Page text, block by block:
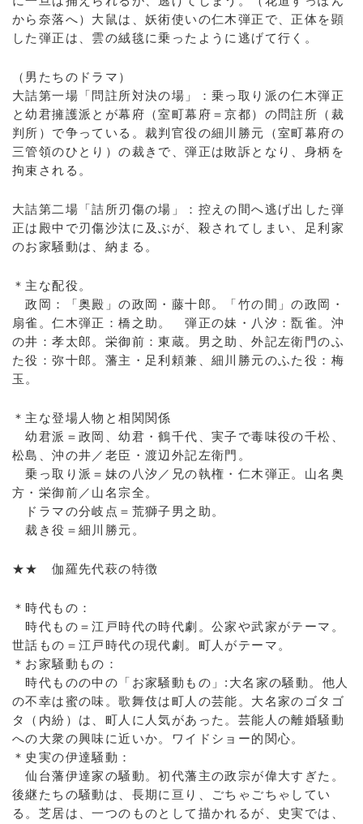
から奈落へ）大鼠は、妖術使いの仁木弾正で、正体を顕
した弾正は、雲の絨毯に乗ったように逃げて行く。
（男たちのドラマ）
大詰第一場「問註所対決の場」：乗っ取り派の仁木弾正
と幼君擁護派とが幕府（室町幕府＝京都）の問註所（裁
判所）で争っている。裁判官役の細川勝元（室町幕府の
三管領のひとり）の裁きで、弾正は敗訴となり、身柄を
拘束される。
大詰第二場「詰所刃傷の場」：控えの間へ逃げ出した弾
正は殿中で刃傷沙汰に及ぶが、殺されてしまい、足利家
のお家騒動は、納まる。
＊主な配役。
政岡：「奥殿」の政岡・藤十郎。「竹の間」の政岡・
扇雀。仁木弾正：橋之助。 弾正の妹・八汐：翫雀。沖
の井：孝太郎。栄御前：東蔵。男之助、外記左衛門のふ
た役：弥十郎。藩主・足利頼兼、細川勝元のふた役：梅
玉。
＊主な登場人物と相関関係
幼君派＝政岡、幼君・鶴千代、実子で毒味役の千松、
松島、沖の井／老臣・渡辺外記左衛門。
乗っ取り派＝妹の八汐／兄の執権・仁木弾正。山名奥
方・栄御前／山名宗全。
ドラマの分岐点＝荒獅子男之助。
裁き役＝細川勝元。
★★ 伽羅先代萩の特徴
＊時代もの：
時代もの＝江戸時代の時代劇。公家や武家がテーマ。
世話もの＝江戸時代の現代劇。町人がテーマ。
＊お家騒動もの：
時代ものの中の「お家騒動もの」:大名家の騒動。他人
の不幸は蜜の味。歌舞伎は町人の芸能。大名家のゴタゴ
タ（内紛）は、町人に人気があった。芸能人の離婚騒動
への大衆の興味に近いか。ワイドショー的関心。
＊史実の伊達騒動：
仙台藩伊達家の騒動。初代藩主の政宗が偉大すぎた。
後継たちの騒動は、長期に亘り、ごちゃごちゃしてい
る。芝居は、一つのものとして描かれるが、史実では、